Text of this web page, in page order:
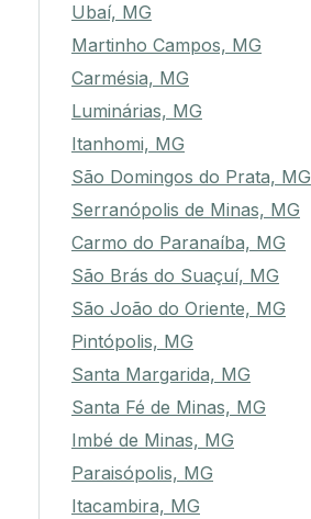
Ubaí, MG
Martinho Campos, MG
Carmésia, MG
Luminárias, MG
Itanhomi, MG
São Domingos do Prata, MG
Serranópolis de Minas, MG
Carmo do Paranaíba, MG
São Brás do Suaçuí, MG
São João do Oriente, MG
Pintópolis, MG
Santa Margarida, MG
Santa Fé de Minas, MG
Imbé de Minas, MG
Paraisópolis, MG
Itacambira, MG